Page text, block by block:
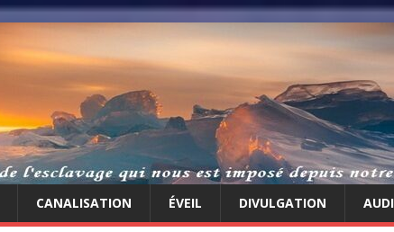
CANALISATION ÉVEIL DIVULGATION